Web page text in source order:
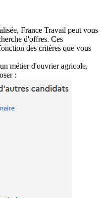
France Travail peut vous
d'offres. Ces
des critères que vous
métier d'ouvrier agricole,
: